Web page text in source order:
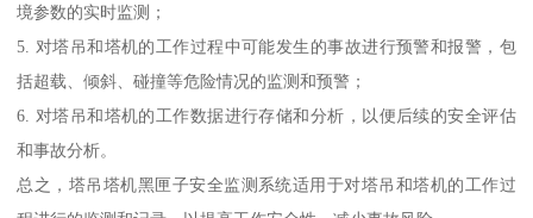
境参数的实时监测；
5. 对塔吊和塔机的工作过程中可能发生的事故进行预警和报警，包
括超载、倾斜、碰撞等危险情况的监测和预警；
6. 对塔吊和塔机的工作数据进行存储和分析，以便后续的安全评估
和事故分析。
总之，塔吊塔机黑匣子安全监测系统适用于对塔吊和塔机的工作过